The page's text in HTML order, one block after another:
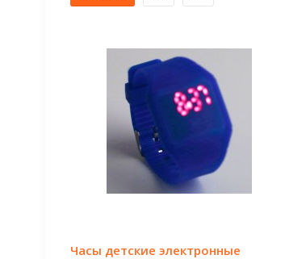
Часы детские электронные